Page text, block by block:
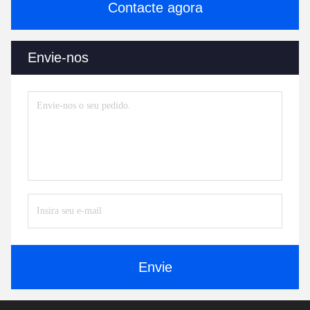
Contacte agora
Envie-nos
Envie